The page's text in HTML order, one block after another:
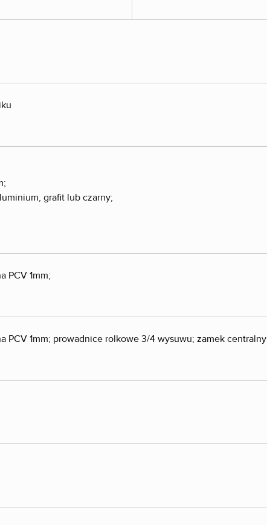
grafit lub czarny;
PCV 1mm;
PCV 1mm; prowadnice rolkowe 3/4 wysuwu; zamek centralny